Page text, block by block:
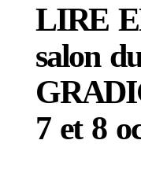
LIRE
salon
7 et 8